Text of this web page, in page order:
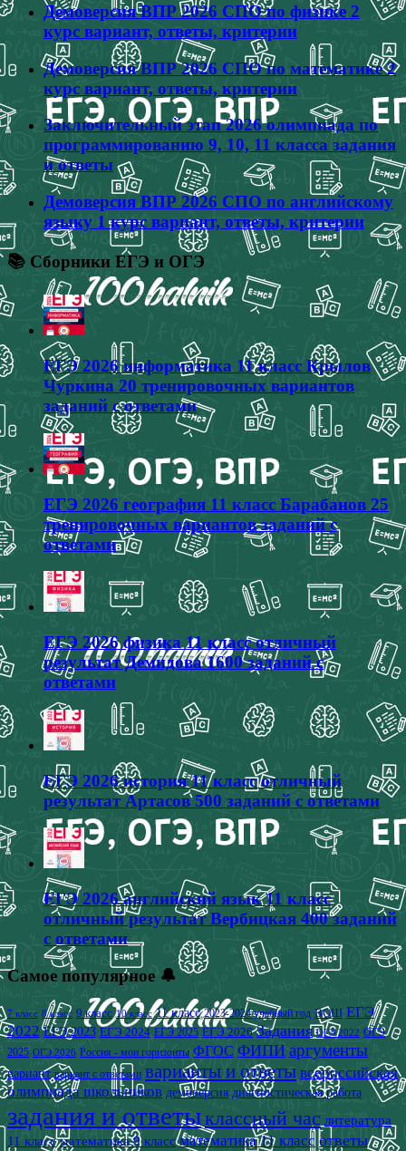
Демоверсия ВПР 2026 СПО по физике 2
курс вариант, ответы, критерии
Демоверсия ВПР 2026 СПО по математике 2
курс вариант, ответы, критерии
Заключительный этап 2026 олимпиада по
программированию 9, 10, 11 класса задания
и ответы
Демоверсия ВПР 2026 СПО по английскому
языку 1 курс вариант, ответы, критерии
📚 Сборники ЕГЭ и ОГЭ
ЕГЭ 2026 информатика 11 класс Крылов
Чуркина 20 тренировочных вариантов
заданий с ответами
ЕГЭ 2026 география 11 класс Барабанов 25
тренировочных вариантов заданий с
ответами
ЕГЭ 2026 физика 11 класс отличный
результат Демидова 1600 заданий с
ответами
ЕГЭ 2026 история 11 класс отличный
результат Артасов 500 заданий с ответами
ЕГЭ 2026 английский язык 11 класс
отличный результат Вербицкая 400 заданий
с ответами
Самое популярное 🔔
7 класс 8 класс 9 класс 10 класс 11 класс 2023-2024 учебный год ВОШ ЕГЭ
2022 ЕГЭ 2023 ЕГЭ 2024 ЕГЭ 2025 ЕГЭ 2026 Задания ОГЭ 2022 ОГЭ
2025 ОГЭ 2026 Россия - мои горизонты ФГОС ФИПИ аргументы
вариант вариант с ответами варианты и ответы всероссийская
олимпиада школьников демоверсия диагностическая работа
задания и ответыклассный час литература
11 класс математика 9 класс математика 11 класс ответы